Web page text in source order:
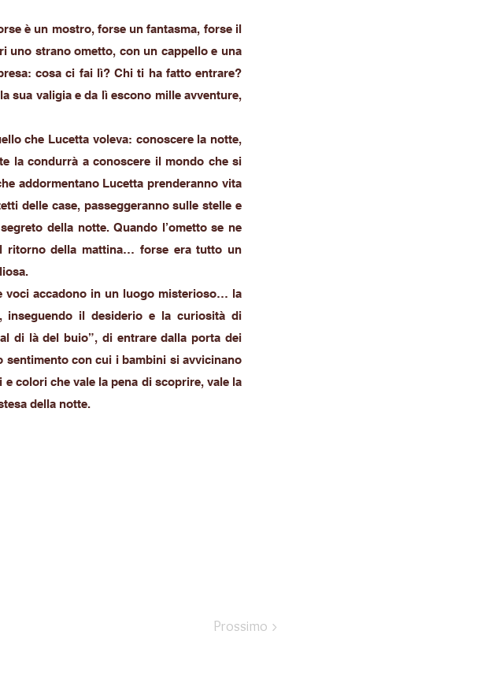
è un mostro, forse un fantasma, forse il
uno strano ometto, con un cappello e una
cosa ci fai lì? Chi ti ha fatto entrare?
sua valigia e da lì escono mille avventure,
che Lucetta voleva: conoscere la notte,
la condurrà a conoscere il mondo che si
addormentano Lucetta prenderanno vita
delle case, passeggeranno sulle stelle e
della notte. Quando l’ometto se ne
ritorno della mattina… forse era tutto un
voci accadono in un luogo misterioso… la
inseguendo il desiderio e la curiosità di
di là del buio”, di entrare dalla porta dei
sentimento con cui i bambini si avvicinano
colori che vale la pena di scoprire, vale la
della notte.
Prossimo >